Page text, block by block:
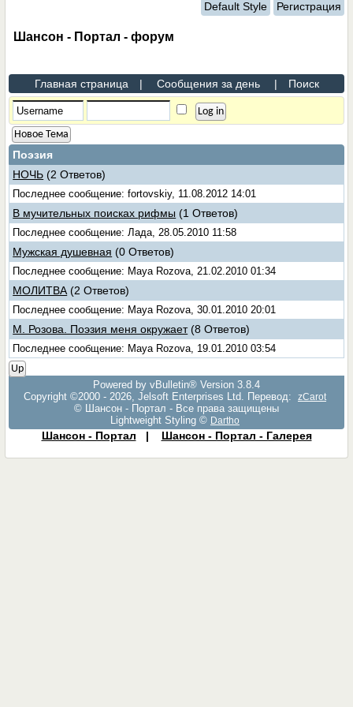
Default Style Регистрация
Шансон - Портал - форум
Главная страница | Сообщения за день | Поиск
Новое Тема
Поэзия
НОЧЬ (2 Ответов)
Последнее сообщение: fortovskiy, 11.08.2012 14:01
В мучительных поисках рифмы (1 Ответов)
Последнее сообщение: Лада, 28.05.2010 11:58
Мужская душевная (0 Ответов)
Последнее сообщение: Maya Rozova, 21.02.2010 01:34
МОЛИТВА (2 Ответов)
Последнее сообщение: Maya Rozova, 30.01.2010 20:01
М. Розова. Поэзия меня окружает (8 Ответов)
Последнее сообщение: Maya Rozova, 19.01.2010 03:54
Up
Powered by vBulletin® Version 3.8.4
Copyright ©2000 - 2026, Jelsoft Enterprises Ltd. Перевод:
zCarot
© Шансон - Портал - Все права защищены
Lightweight Styling © Dartho
Шансон - Портал | Шансон - Портал - Галерея